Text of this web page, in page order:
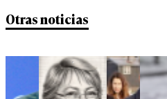
Otras noticias